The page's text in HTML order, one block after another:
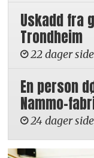
Uskadd fra
Trondheim
22 dager
En person
Nammo-
24 dager